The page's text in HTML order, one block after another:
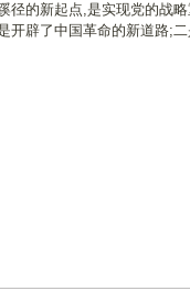
径的新起点,是实现党的战
开辟了中国革命的新道路;